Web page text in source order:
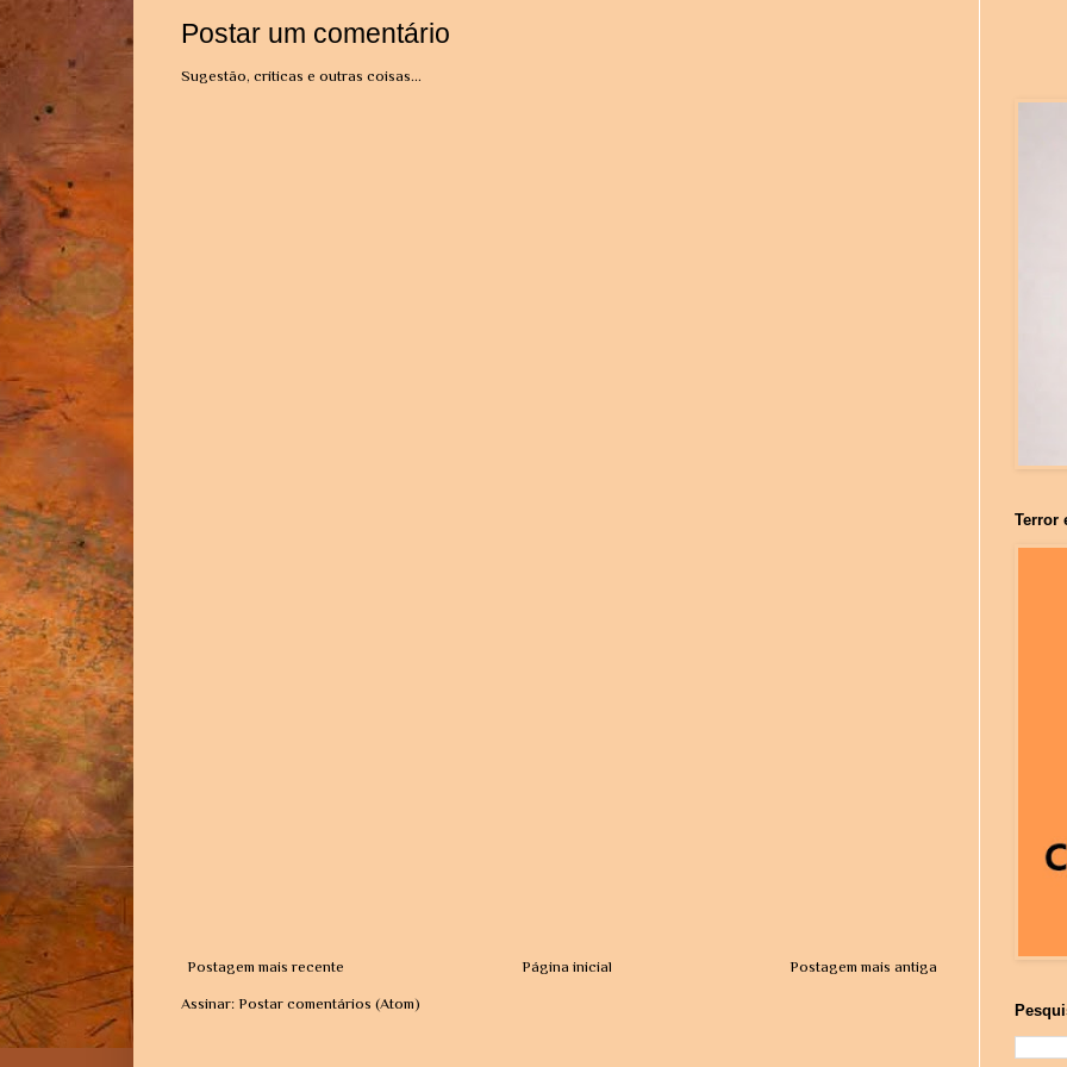
Postar um comentário
Sugestão, críticas e outras coisas...
Postagem mais recente Postagem mais antiga
Página inicial
Assinar: Postar comentários (Atom)
Terror